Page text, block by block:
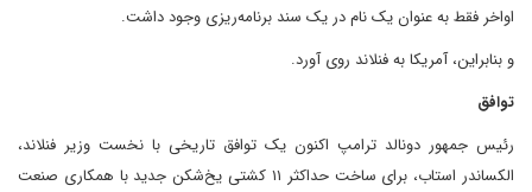
اواخر فقط به عنوان یک نام در یک سند برنامه‌ریزی وجود داشت.
و بنابراین، آمریکا به فنلاند روی آورد.
توافق
رئیس جمهور دونالد ترامپ اکنون یک توافق تاریخی با نخست وزیر فنلاند،
الکساندر استاب، برای ساخت حداکثر ۱۱ کشتی یخ‌شکن جدید با همکاری صنعت